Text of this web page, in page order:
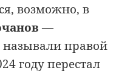
возможно, в
—
называли правой
году перестал